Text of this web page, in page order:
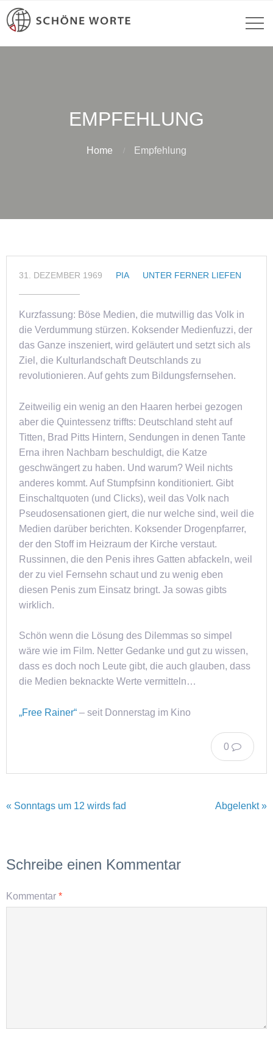
EMPFEHLUNG
Home Empfehlung
31. DEZEMBER 1969 PIA UNTER FERNER LIEFEN
Kurzfassung: Böse Medien, die mutwillig das Volk in
die Verdummung stürzen. Koksender Medienfuzzi, der
das Ganze inszeniert, wird geläutert und setzt sich als
Ziel, die Kulturlandschaft Deutschlands zu
revolutionieren. Auf gehts zum Bildungsfernsehen.
Zeitweilig ein wenig an den Haaren herbei gezogen
aber die Quintessenz triffts: Deutschland steht auf
Titten, Brad Pitts Hintern, Sendungen in denen Tante
Erna ihren Nachbarn beschuldigt, die Katze
geschwängert zu haben. Und warum? Weil nichts
anderes kommt. Auf Stumpfsinn konditioniert. Gibt
Einschaltquoten (und Clicks), weil das Volk nach
Pseudosensationen giert, die nur welche sind, weil die
Medien darüber berichten. Koksender Drogenpfarrer,
der den Stoff im Heizraum der Kirche verstaut.
Russinnen, die den Penis ihres Gatten abfackeln, weil
der zu viel Fernsehn schaut und zu wenig eben
diesen Penis zum Einsatz bringt. Ja sowas gibts
wirklich.
Schön wenn die Lösung des Dilemmas so simpel
wäre wie im Film. Netter Gedanke und gut zu wissen,
dass es doch noch Leute gibt, die auch glauben, dass
die Medien beknackte Werte vermitteln…
„Free Rainer“ – seit Donnerstag im Kino
0
« Sonntags um 12 wirds fad Abgelenkt »
Schreibe einen Kommentar
Kommentar *